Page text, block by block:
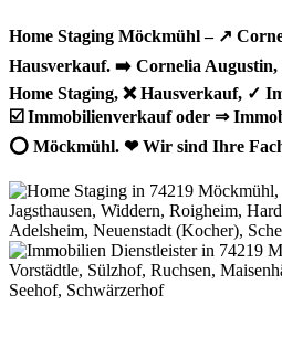
Home Staging Möckmühl – ↗️
Hausverkauf. ➡️ Cornelia Augustin,
Home Staging, ❌ Hausverkauf, ✓
☑️ Immobilienverkauf oder ⇒
⭕ Möckmühl. ❤ Wir sind Ihre